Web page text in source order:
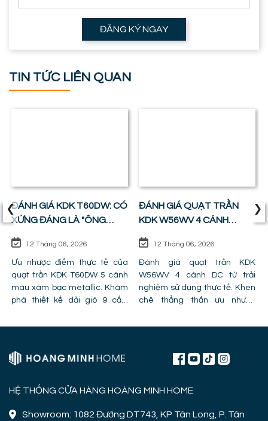
ĐĂNG KÝ NGAY
TIN TỨC LIÊN QUAN
ĐÁNH GIÁ KDK T60DW: CÓ
XỨNG ĐÁNG LÀ "ÔNG
VUA" PHÒNG KHÁCH ?
12 Tháng 06, 2026
Ưu nhược điểm thực tế của
quạt trần KDK T60DW 5 cánh
màu xám bạc metallic. Khám
phá thiết kế dải gió 9 cấp,
lỗi lắp đặt khiến quạt bị giảm
ĐÁNH GIÁ QUẠT TRẦN
KDK W56WV 4 CÁNH
ĐỘNG CƠ DC: SỰ CÂN
BẰNG HOÀN HẢO GIỮA
GIÁ TIỀN VÀ CÔNG NĂNG
12 Tháng 06, 2026
Đánh giá quạt trần KDK
W56WV 4 cánh DC từ trải
nghiệm sử dụng thực tế. Khen
chê thẳng thắn ưu nhược
quạt mất gió và hình ảnh thực
‹ ›
HỆ THỐNG CỬA HÀNG HOÀNG MINH HOME
Showroom: 1082 Đường DT743, KP Tân Long, P. Tân